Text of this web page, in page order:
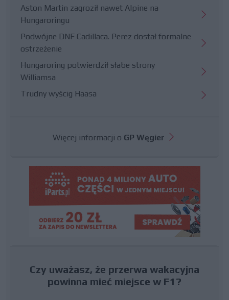
Aston Martin zagroził nawet Alpine na
Hungaroringu
Podwójne DNF Cadillaca. Perez dostał formalne
ostrzeżenie
Hungaroring potwierdził słabe strony
Williamsa
Trudny wyścig Haasa
Więcej informacji o GP Węgier
Czy uważasz, że przerwa wakacyjna
powinna mieć miejsce w F1?